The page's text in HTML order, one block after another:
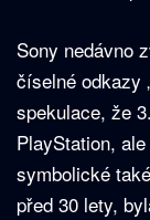
Sony nedávno
číselné odkazy
spekulace, že
PlayStation,
symbolické
před 30 lety,